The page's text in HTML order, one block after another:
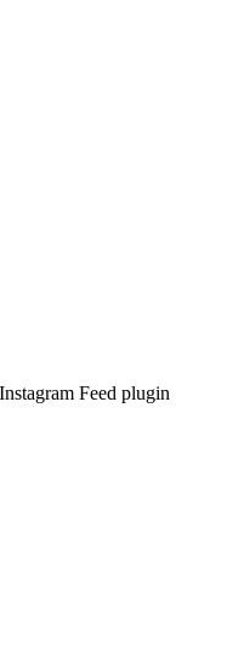
Feed plugin